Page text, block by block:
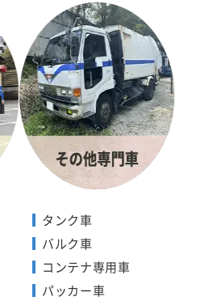
タンク車
バルク車
コンテナ専用車
パッカー車